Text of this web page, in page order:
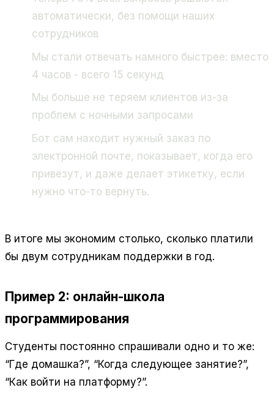
автоматически, без помощи наших
сотрудников
Мы стали отвечать намного быстрее: вместо
4 часов - всего 15 секунд
Мы больше не теряем клиентов из-за
проблем с ночными запросами
Бот сам находит нужный заказ по
электронной почте, показывает, когда его
привезут, и даже делает этикетку, если
нужно что-то вернуть.
В итоге мы экономим столько, сколько платили
бы двум сотрудникам поддержки в год.
Пример 2: онлайн-школа
программирования
Студенты постоянно спрашивали одно и то же:
“Где домашка?”, “Когда следующее занятие?”,
“Как войти на платформу?”.